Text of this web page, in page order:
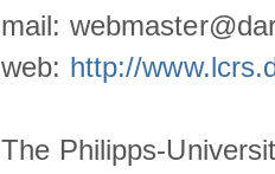
mail:
web: http://
The Philipps-